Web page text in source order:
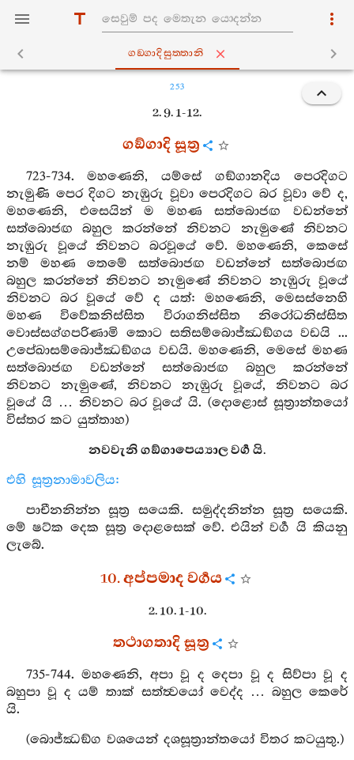
ගඞ‍්ගාදිසුත‍්තානි
253
2. 9. 1-12.
ගඞ්ගාදි සූත්‍ර
723-734. මහණෙනි, යම්සේ ගඞ්ගානදිය පෙරදිගට
නැමුණි පෙර දිගට නැඹුරු වූවා පෙරදිගට බර වූවා වේ ද,
මහණෙනි, එසෙයින් ම මහණ සත්බොජඟ වඩන්නේ
සත්බොජඟ බහුල කරන්නේ නිවනට නැමුණේ නිවනට
නැඹුරු වූයේ නිවනට බරවූයේ වේ. මහණෙනි, කෙසේ
නම් මහණ තෙමේ සත්බොජඟ වඩන්නේ සත්බොජඟ
බහුල කරන්නේ නිවනට නැමුණේ නිවනට නැඹුරු වූයේ
නිවනට බර වූයේ වේ ද යත්: මහණෙනි, මෙසස්නෙහි
මහණ විවේකනිස්සිත විරාගනිස්සිත නිරෝධනිස්සිත
වොස්සග්ගපරිණාමි කොට සතිසම්බොජ්ඣඞ්ගය වඩයි ...
උපේඛාසම්බොජ්ඣඞ්ගය වඩයි. මහණෙනි, මෙසේ මහණ
සත්බොජඟ වඩන්නේ සත්බොජඟ බහුල කරන්නේ
නිවනට නැමුණේ, නිවනට නැඹුරු වූයේ, නිවනට බර
වූයේ යි … නිවනට බර වූයේ යි. (දොළොස් සූත්‍රාන්තයෝ
විස්තර කට යුත්තාහ)
නවවැනි ගඞ්ගාපෙය්‍යාල වර්‍ග යි.
එහි සූත්‍රනාමාවලිය:
පාචීනනින්න සූත්‍ර සයෙකි. සමුද්දනින්න සූත්‍ර සයෙකි.
මේ ෂට්ක දෙක සූත්‍ර දොළසෙක් වේ. එයින් වර්‍ග යි කියනු
ලැබේ.
10. අප්පමාද වර්‍ගය
2. 10. 1-10.
තථාගතාදි සූත්‍ර
735-744. මහණෙනි, අපා වූ ද දෙපා වූ ද සිව්පා වූ ද
බහුපා වූ ද යම් තාක් සත්ත්‍වයෝ වෙද්ද … බහුල කෙරේ
යි.
(බොජ්ඣඞ්ග වශයෙන් දශසූත්‍රාන්තයෝ විතර කටයුතු.)